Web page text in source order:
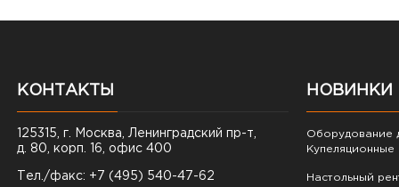
КОНТАКТЫ
125315, г. Москва, Ленинградский пр-т,
д. 80, корп. 16, офис 400
Тел./факс: +7 (495) 540-47-62
НОВИНКИ
Оборудование
Купеляционные
Настольный